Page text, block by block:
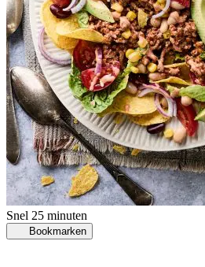
Snel 25 minuten
Bookmarken